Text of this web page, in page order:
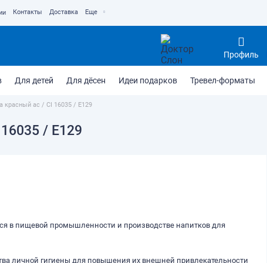
Контакты Доставка Еще
Профиль
Для детей Для дёсен Идеи подарков Тревел-форматы
красный ас / CI 16035 / Е129
/ Е129
в пищевой промышленности и производстве напитков для
личной гигиены для повышения их внешней привлекательности